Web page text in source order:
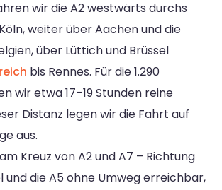
wir die A2 westwärts durchs
weiter über Aachen und die
über Lüttich und Brüssel
bis Rennes. Für die 1.290
wir etwa 17–19 Stunden reine
Distanz legen wir die Fahrt auf
aus.
Kreuz von A2 und A7 – Richtung
und die A5 ohne Umweg erreichbar,